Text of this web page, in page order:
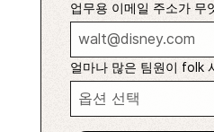
업무용 이메일 주소가 무
얼마나 많은 팀원이 folk